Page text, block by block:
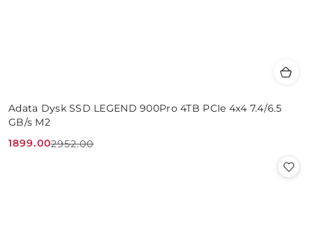
Adata Dysk SSD LEGEND 900Pro 4TB PCIe 4x4 7.4/6.5
GB/s M2
Cena
1899.00
Cena
2952.00